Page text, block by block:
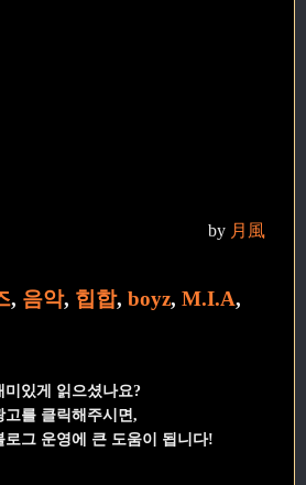
by 月風
, 음악, 힙합, boyz, M.I.A,
미있게 읽으셨나요?
고를 클릭해주시면,
로그 운영에 큰 도움이 됩니다!